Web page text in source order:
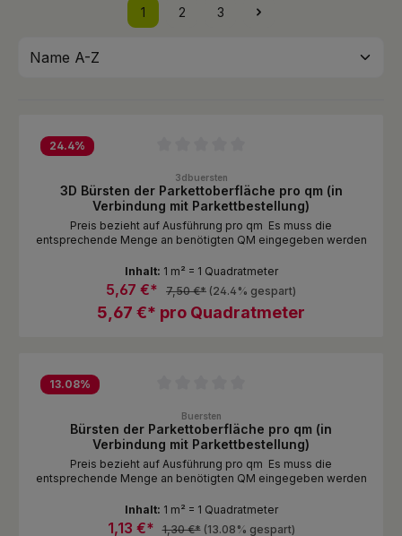
1 2 3
24.4%
3dbuersten
3D Bürsten der Parkettoberfläche pro qm (in
Verbindung mit Parkettbestellung)
Preis bezieht auf Ausführung pro qm Es muss die
entsprechende Menge an benötigten QM eingegeben werden
5,67 €* pro Quadratmeter
5,67 €* 7,50 €* (24.4% gespart)
Inhalt: 1 m² = 1 Quadratmeter
13.08%
Buersten
Bürsten der Parkettoberfläche pro qm (in
Verbindung mit Parkettbestellung)
Preis bezieht auf Ausführung pro qm Es muss die
entsprechende Menge an benötigten QM eingegeben werden
1,13 €* 1,30 €* (13.08% gespart)
Inhalt: 1 m² = 1 Quadratmeter